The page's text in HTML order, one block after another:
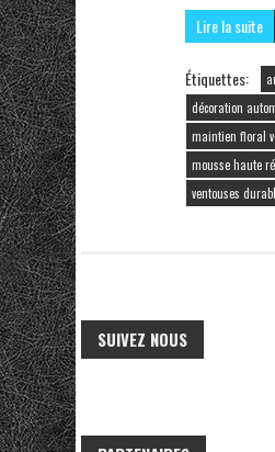
Lire la suite
Étiquettes:
décoration
maintien floral
mousse haute
ventouses
SUIVEZ NOUS